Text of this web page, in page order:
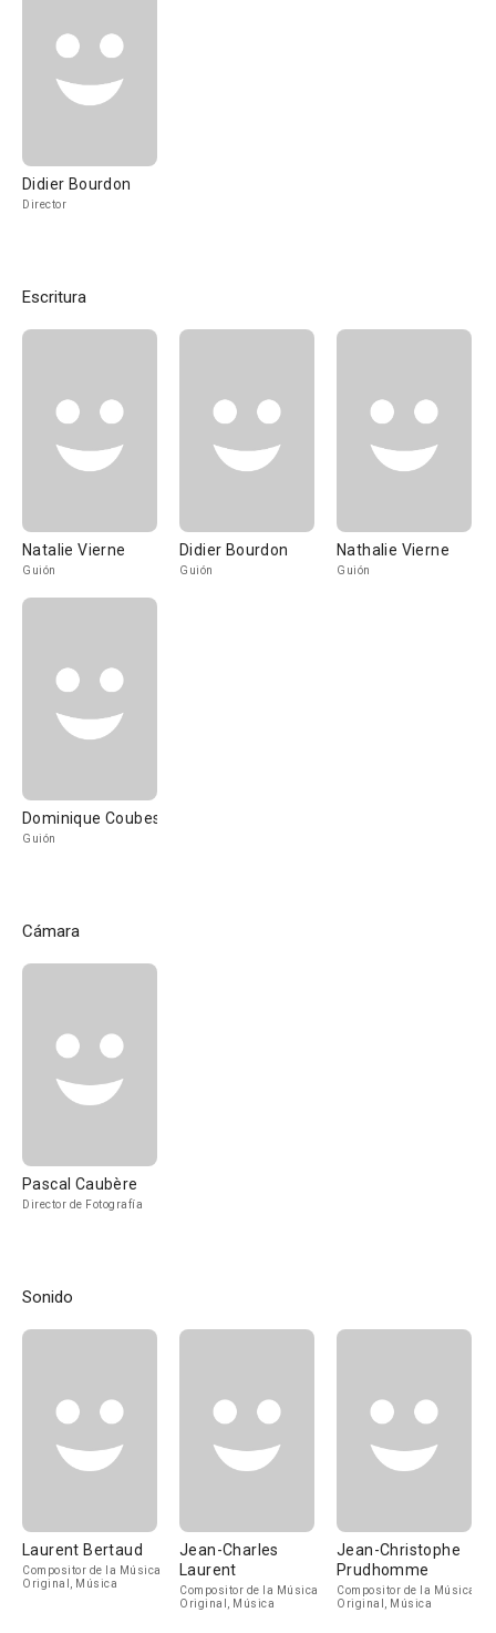
Didier Bourdon
Director
Escritura
Natalie Vierne
Guión
Didier Bourdon
Guión
Nathalie Vierne
Guión
Dominique Coubes
Guión
Cámara
Pascal Caubère
Director de Fotografía
Sonido
Laurent Bertaud
Compositor de la Música
Original, Música
Jean-Charles
Laurent
Compositor de la Música
Original, Música
Jean-Christophe
Prudhomme
Compositor de la Música
Original, Música